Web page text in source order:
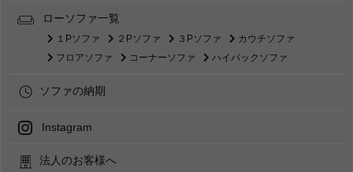
ローソファ一覧
１Pソファ ２Pソファ ３Pソファ
カウチソファ
フロアソファ
コーナーソファ ハイバックソファ
ソファの納期
Instagram
法人のお客様へ